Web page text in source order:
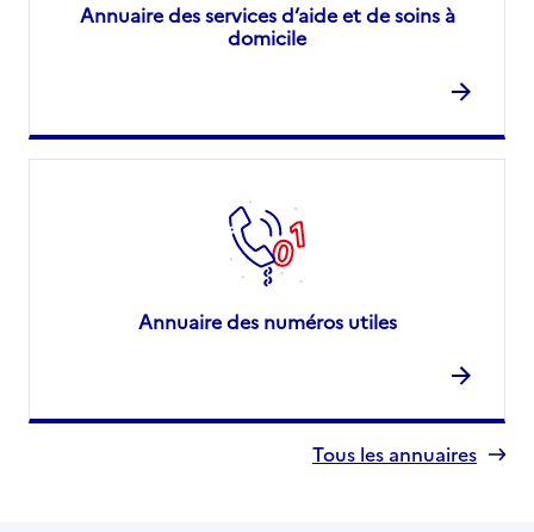
Annuaire des services d’aide et de soins à
domicile
Annuaire des numéros utiles
Tous les annuaires